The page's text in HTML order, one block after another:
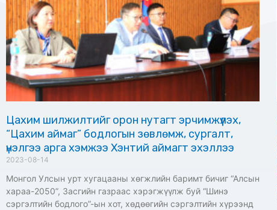
Цахим шилжилтийг орон нутагт эрчимжүүлэх,
“Цахим аймаг” бодлогын зөвлөмж, сургалт,
үнэлгээ арга хэмжээ Хэнтий аймагт эхэллээ
2023-08-14
Монгол Улсын урт хугацааны хөгжлийн баримт бичиг “Алсын
хараа-2050”, Засгийн газраас хэрэгжүүлж буй “Шинэ
сэргэлтийн бодлого”-ын хот, хөдөөгийн сэргэлтийн хүрээнд